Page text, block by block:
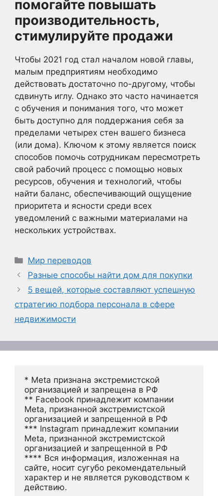
помогайте повышать
производительность,
стимулируйте продажи
Чтобы 2021 год стал началом новой главы,
малым предприятиям необходимо
действовать достаточно по-другому, чтобы
сдвинуть иглу. Однако это часто начинается
с обучения и понимания того, что может
быть доступно для поддержания себя за
пределами четырех стен вашего бизнеса
(или дома). Ключом к этому является поиск
способов помочь сотрудникам пересмотреть
свой рабочий процесс с помощью новых
ресурсов, обучения и технологий, чтобы
найти баланс, обеспечивающий ощущение
приоритета и ясности среди всех
уведомлений с важными материалами на
нескольких устройствах.
Рубрики
Мир переводов
Разные способы найти дом для покупки
5 вещей, которые составляют успешную
стратегию подбора персонала в сфере
недвижимости
* Meta признана экстремистской
организацией и запрещена в РФ
** Facebook принадлежит компании
Meta, признанной экстремистской
организацией и запрещенной в РФ
*** Instagram принадлежит компании
Meta, признанной экстремистской
организацией и запрещенной в РФ
**** Вся информация, изложенная на
сайте, носит сугубо рекомендательный
характер и не является руководством к
действию.